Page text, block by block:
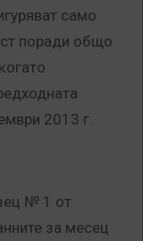
само
поради общо
2013 г.
№ 1 от
за месец